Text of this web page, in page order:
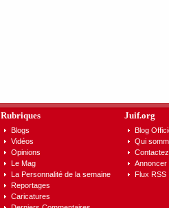
Rubriques
Blogs
Vidéos
Opinions
Le Mag
La Personnalité de la semaine
Reportages
Caricatures
Juif.org
Blog
Qui
Annoncer
Flux RSS